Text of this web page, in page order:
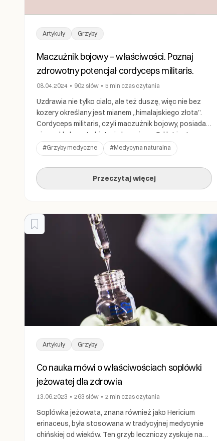
Artykuły Grzyby
Maczużnik bojowy – właściwości. Poznaj
zdrowotny potencjał cordyceps militaris.
08.04.2024 • 902 słów • 5 min czas czytania
Uzdrawia nie tylko ciało, ale też duszę, więc nie bez
kozery określany jest mianem „himalajskiego złota”.
Cordyceps militaris, czyli maczużnik bojowy, posiada
niezwykle bogatą historię leczniczą. Od lat jest
wykorzystywany w praktykach lecznicznych ajurwedy
i Tradycyjnej Medycyny Chińskiej terenie Azji.
Zachodnia medycyna klasyczna coraz częściej nie
spełnia potrzeb współczesnych pacjentów. Za to ten
grzyb, w […]
#Grzyby medyczne #Medycyna naturalna
Przeczytaj więcej
Artykuły Grzyby
Co nauka mówi o właściwościach soplówki
jeżowatej dla zdrowia
13.06.2023 • 263 słów • 2 min czas czytania
Soplówka jeżowata, znana również jako Hericium
erinaceus, była stosowana w tradycyjnej medycynie
chińskiej od wieków. Ten grzyb leczniczy zyskuje na